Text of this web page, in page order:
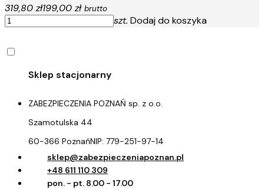
319,80 zł199,00 zł brutto
szt. Dodaj do koszyka
ZABEZPIECZENIA POZNAŃ sp. z o.o.
Szamotulska 44
60-366 PoznańNIP: 779-251-97-14
sklep@zabezpieczeniapoznan.pl
+48 611 110 309
pon. - pt. 8.00 - 17.00